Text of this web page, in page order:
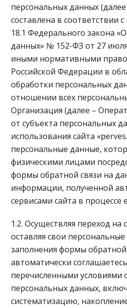
персональных данных
составлена в соответствии
18.1 Федерального закона
данных» № 152-ФЗ от 27 июля
иными нормативными
Российской Федерации в
обработки персональных
отношении всех
Организация (далее –
от субъекта персональных
использования сайта
персональные данные,
физическими лицами
формы обратной связи на
информации, полученной
сервисами сайта в процессе
1.2. Осуществляя переход на
оставляя свои
заполнения формы
автоматически
перечисленными условиями
персональных данных,
систематизацию,